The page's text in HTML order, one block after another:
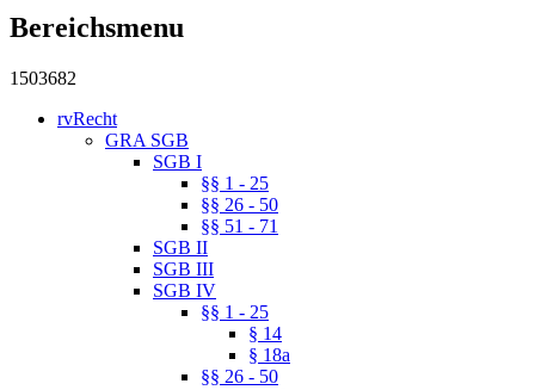
Bereichsmenu
1503682
rvRecht
GRA SGB
SGB I
§§ 1 - 25
§§ 26 - 50
§§ 51 - 71
SGB II
SGB III
SGB IV
§§ 1 - 25
§ 14
§ 18a
§§ 26 - 50